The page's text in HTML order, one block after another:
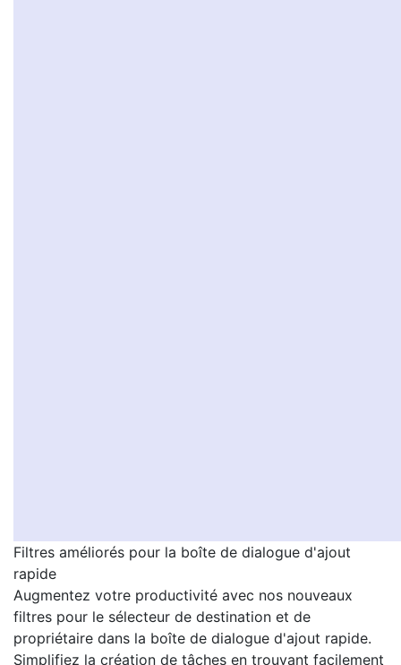
Filtres améliorés pour la boîte de dialogue d'ajout
rapide
Augmentez votre productivité avec nos nouveaux
filtres pour le sélecteur de destination et de
propriétaire dans la boîte de dialogue d'ajout rapide.
Simplifiez la création de tâches en trouvant facilement